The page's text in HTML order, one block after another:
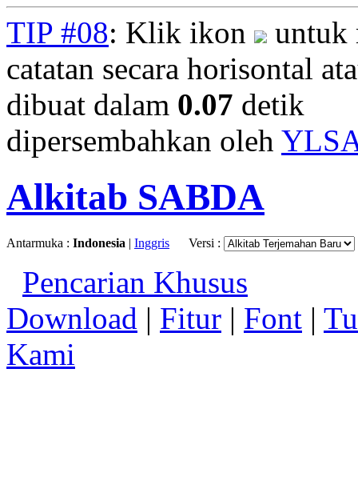
TIP #08: Klik ikon
untuk
catatan secara horisontal
dibuat dalam 0.07 detik
dipersembahkan oleh
Alkitab SABDA
Antarmuka : Indonesia | Inggris Versi :
Pencarian Khusus
Download | Fitur | Font |
Kami